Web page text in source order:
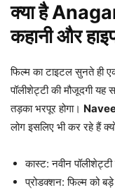
क्या है
कहानी और
फिल्म का टाइटल सुनते ही
पॉलीशेट्टी की मौजूदगी यह
तड़का भरपूर होगा।
लोग इसलिए भी कर रहे हैं
कास्ट: नवीन
प्रोडक्शन: फिल्म को